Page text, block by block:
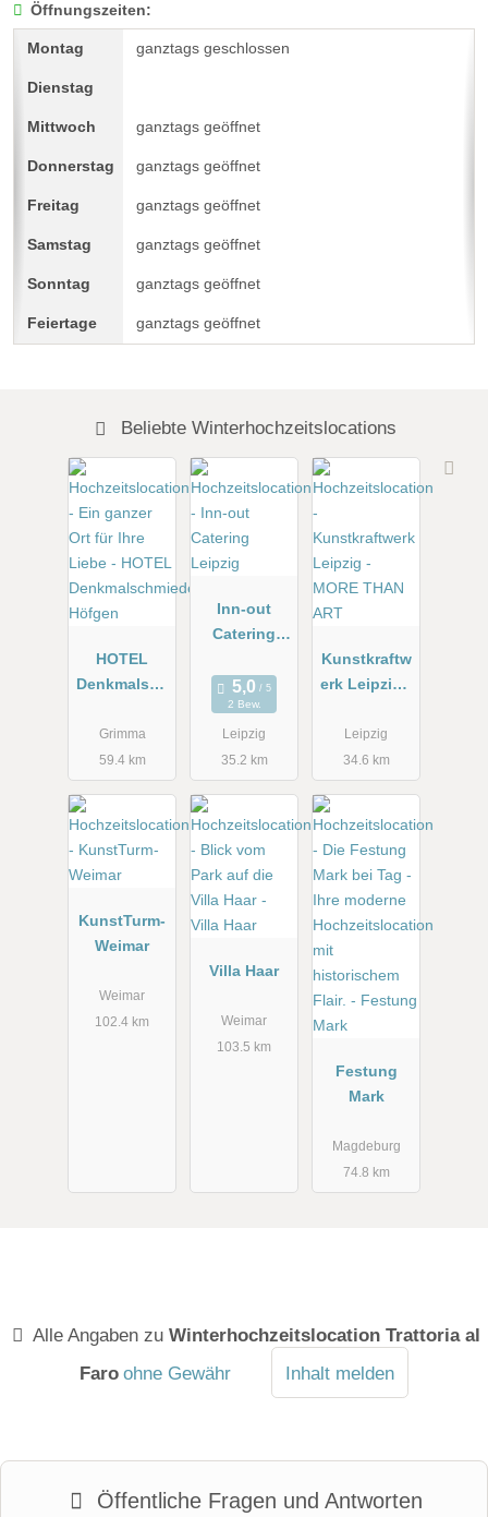
Öffnungszeiten:
ganztags geschlossen
ganztags geöffnet
ganztags geöffnet
ganztags geöffnet
ganztags geöffnet
ganztags geöffnet
ganztags geöffnet
Beliebte Winterhochzeitslocations
HOTEL
Denkmalsch
Höfgen
Grimma
59.4 km
Inn-out
Catering
2 Bew.
Leipzig
35.2 km
Kunstkraftw
erk Leipzig -
ART
Leipzig
34.6 km
KunstTurm-
Weimar
Weimar
102.4 km
Villa Haar
Weimar
103.5 km
Festung
Mark
Magdeburg
74.8 km
Alle Angaben zu Winterhochzeitslocation Trattoria al
Faro ohne Gewähr Inhalt melden
Öffentliche Fragen und Antworten